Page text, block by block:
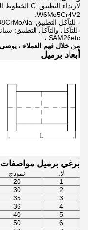
W6Mo5Cr4V2.
- للتآكل التطبيق: 38CrMoAla ، سبيكة HAC.
، SAM26etc.
من خلال فهم العملاء ، يوصي
أبعاد برميل
برغي برميل مواصفات
لا. نموذج
1
20
2
30
3
35
4
36
5
40
6
50